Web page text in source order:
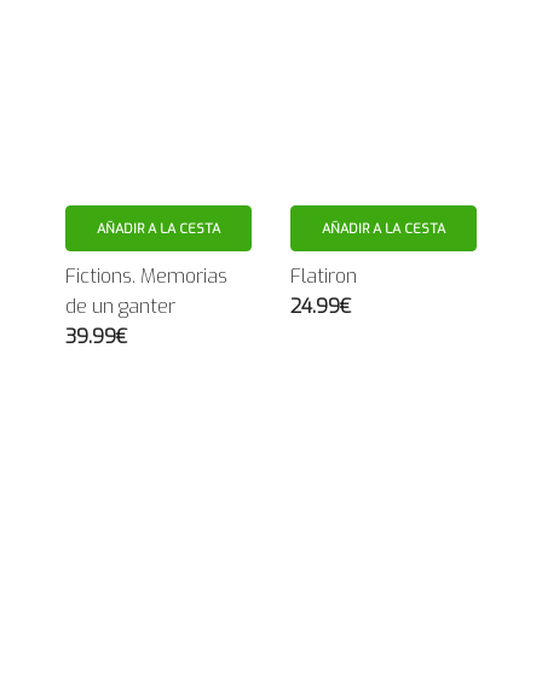
AÑADIR A LA CESTA
Fictions. Memorias
de un ganter
39.99€
AÑADIR A LA CESTA
Flatiron
24.99€